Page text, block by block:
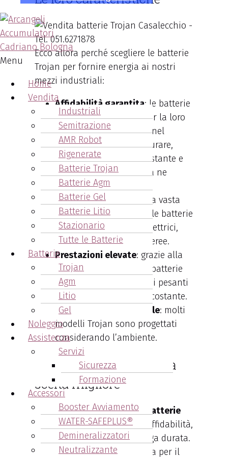
Menu
Home
Vendita
Industriali
Semitrazione
AMR Robot
Rigenerate
Batterie Trojan
Batterie Agm
Batterie Gel
Batterie Litio
Stazionario
Tutte le Batterie
Batterie
Trojan
Agm
Litio
Gel
Noleggio
Assistenza
Servizi
Sicurezza
Formazione
Accessori
Booster Avviamento
WATER-SAFEPLUS®
Demineralizzatori
Neutralizzante
Ecco allora perché scegliere le batterie
Trojan per fornire energia ai nostri
mezzi industriali:
Affidabilità garantita: le batterie
Trojan si distinguono per la loro
comprovata affidabilità nel
tempo. Progettate per durare,
offrono una potenza costante e
affidabile ogni qualvolta ne
abbiate bisogno.
Versatilità: adatte a una vasta
gamma di applicazioni, le batterie
Trojan servono veicoli elettrici,
golf car e piattaforme aeree.
Prestazioni elevate: grazie alla
tecnologia avanzata, le batterie
Trojan gestiscono carichi pesanti
e garantiscono energia costante.
Sostenibilità ambientale: molti
modelli Trojan sono progettati
considerando l’ambiente.
Batterie Trojan: quindi la
scelta migliore
In conclusione, sceglierele batterie
Trojansignifica investire in affidabilità,
performance superiori e lunga durata.
Sia che cerchiate una batteria per il